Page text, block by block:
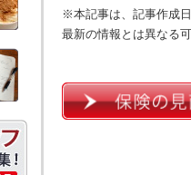
※本記事は、記事作成
最新の情報とは異なる